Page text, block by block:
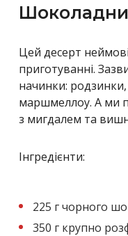
Цей десерт
приготуванні.
начинки:
маршмеллоу. А ми
з мигдалем та
Інгредієнти:
225 г чорного
350 ​​г крупно